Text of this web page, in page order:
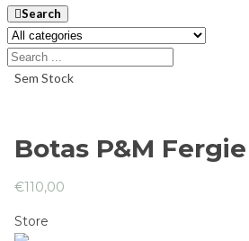
Search
Sem Stock
Botas P&M Fergie
€110,00
Store